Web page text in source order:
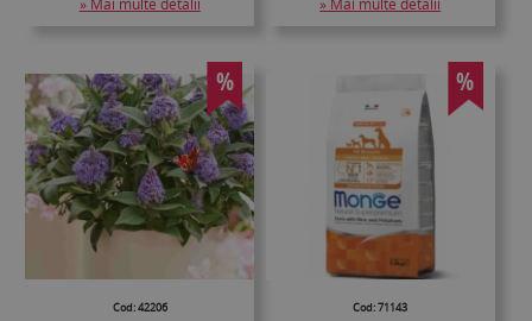
» Mai multe detalii » Mai multe detalii
%
Cod: 42206
%
Cod: 71143